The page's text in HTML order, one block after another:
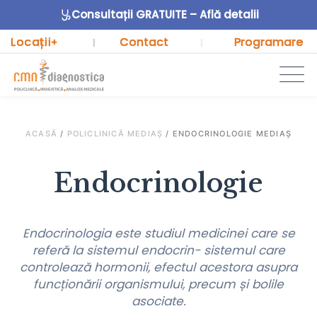
Consultații GRATUITE – Află detalii
Locații+ | Contact Programare
ACASĂ / POLICLINICĂ MEDIAȘ / ENDOCRINOLOGIE MEDIAȘ
Endocrinologie
Endocrinologia este studiul medicinei care se
referă la sistemul endocrin- sistemul care
controlează hormonii, efectul acestora asupra
funcționării organismului, precum și bolile
asociate.